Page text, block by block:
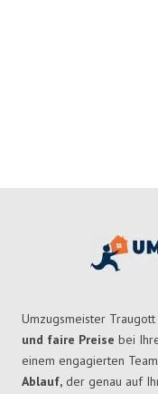
Umzugsmeister
und faire Preise bei
einem engagierten
Ablauf, der genau auf